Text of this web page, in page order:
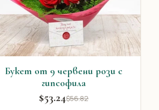
Букет от 9 червени рози с
гипсофила
$53.24$56.82